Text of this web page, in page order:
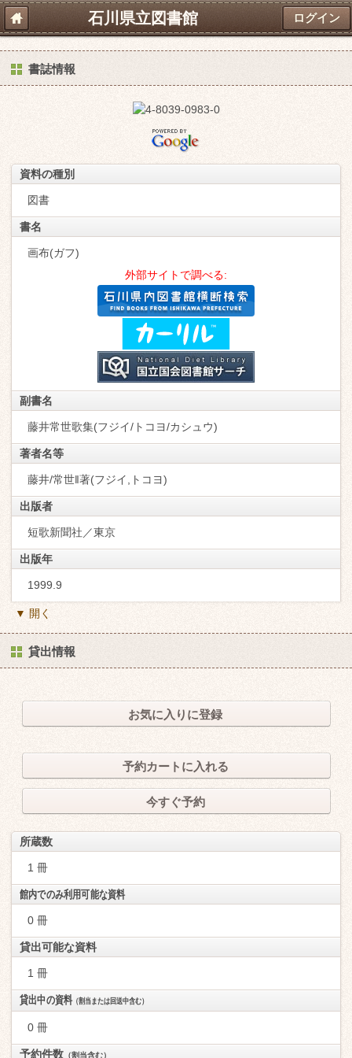
石川県立図書館 ログイン
書誌情報
資料の種別
図書
書名
画布(ガフ)
外部サイトで調べる:
副書名
藤井常世歌集(フジイ/トコヨ/カシュウ)
著者名等
藤井/常世‖著(フジイ,トコヨ)
出版者
短歌新聞社／東京
出版年
1999.9
▼ 開く
貸出情報
お気に入りに登録
予約カートに入れる
今すぐ予約
所蔵数
1 冊
館内でのみ利用可能な資料
0 冊
貸出可能な資料
1 冊
貸出中の資料（割当または回送中含む）
0 冊
予約件数 （割当含む）